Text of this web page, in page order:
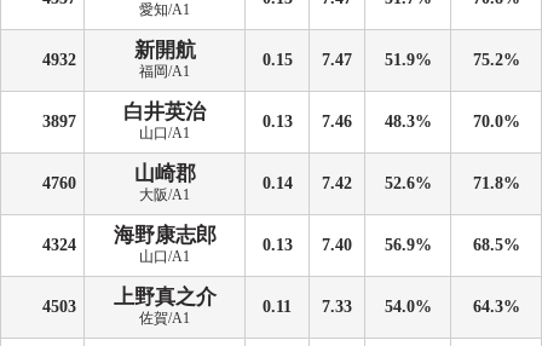
愛知/A1
4932 新開航
福岡/A1
0.15 7.47 51.9% 75.2%
3897 白井英治
山口/A1
0.13 7.46 48.3% 70.0%
4760 山崎郡
大阪/A1
0.14 7.42 52.6% 71.8%
4324 海野康志郎
山口/A1
0.13 7.40 56.9% 68.5%
4503 上野真之介
佐賀/A1
0.11 7.33 54.0% 64.3%